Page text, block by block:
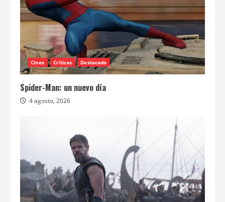
Cines Críticas Destacado
Spider-Man: un nuevo día
4 agosto, 2026